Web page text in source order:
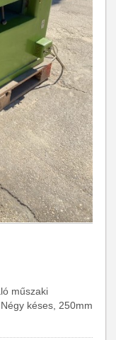
műszaki
késes, 250mm